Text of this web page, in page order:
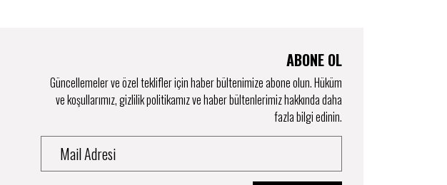
ABONE OL
Güncellemeler ve özel teklifler için haber bültenimize abone olun. Hüküm
ve koşullarımız, gizlilik politikamız ve haber bültenlerimiz hakkında daha
fazla bilgi edinin.